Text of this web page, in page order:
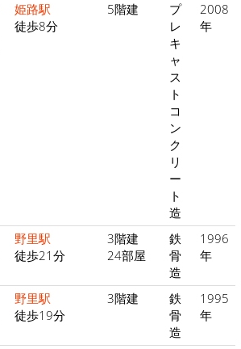
姫路駅
徒歩8分
5階建
プ
レ
キ
ャ
ス
ト
コ
ン
ク
リ
ー
ト
造
2008
年
野里駅
徒歩21分
3階建
24部屋
鉄
骨
造
1996
年
野里駅
徒歩19分
3階建
鉄
骨
造
1995
年